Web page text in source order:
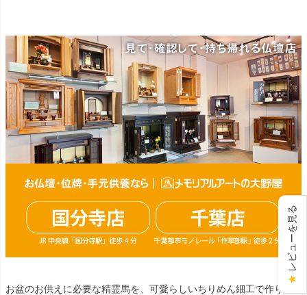
お盆のお供えに必要な精霊馬を、可愛らしいちりめん細工で作りま
★
レビューを見る